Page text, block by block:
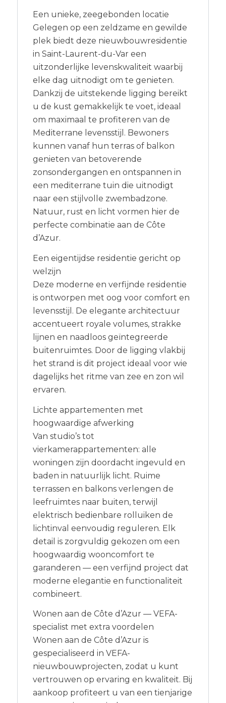
Een unieke, zeegebonden locatie
Gelegen op een zeldzame en gewilde
plek biedt deze nieuwbouwresidentie
in Saint-Laurent-du-Var een
uitzonderlijke levenskwaliteit waarbij
elke dag uitnodigt om te genieten.
Dankzij de uitstekende ligging bereikt
u de kust gemakkelijk te voet, ideaal
om maximaal te profiteren van de
Mediterrane levensstijl. Bewoners
kunnen vanaf hun terras of balkon
genieten van betoverende
zonsondergangen en ontspannen in
een mediterrane tuin die uitnodigt
naar een stijlvolle zwembadzone.
Natuur, rust en licht vormen hier de
perfecte combinatie aan de Côte
d’Azur.
Een eigentijdse residentie gericht op
welzijn
Deze moderne en verfijnde residentie
is ontworpen met oog voor comfort en
levensstijl. De elegante architectuur
accentueert royale volumes, strakke
lijnen en naadloos geïntegreerde
buitenruimtes. Door de ligging vlakbij
het strand is dit project ideaal voor wie
dagelijks het ritme van zee en zon wil
ervaren.
Lichte appartementen met
hoogwaardige afwerking
Van studio’s tot
vierkamerappartementen: alle
woningen zijn doordacht ingevuld en
baden in natuurlijk licht. Ruime
terrassen en balkons verlengen de
leefruimtes naar buiten, terwijl
elektrisch bedienbare rolluiken de
lichtinval eenvoudig reguleren. Elk
detail is zorgvuldig gekozen om een
hoogwaardig wooncomfort te
garanderen — een verfijnd project dat
moderne elegantie en functionaliteit
combineert.
Wonen aan de Côte d’Azur — VEFA-
specialist met extra voordelen
Wonen aan de Côte d’Azur is
gespecialiseerd in VEFA-
nieuwbouwprojecten, zodat u kunt
vertrouwen op ervaring en kwaliteit. Bij
aankoop profiteert u van een tienjarige